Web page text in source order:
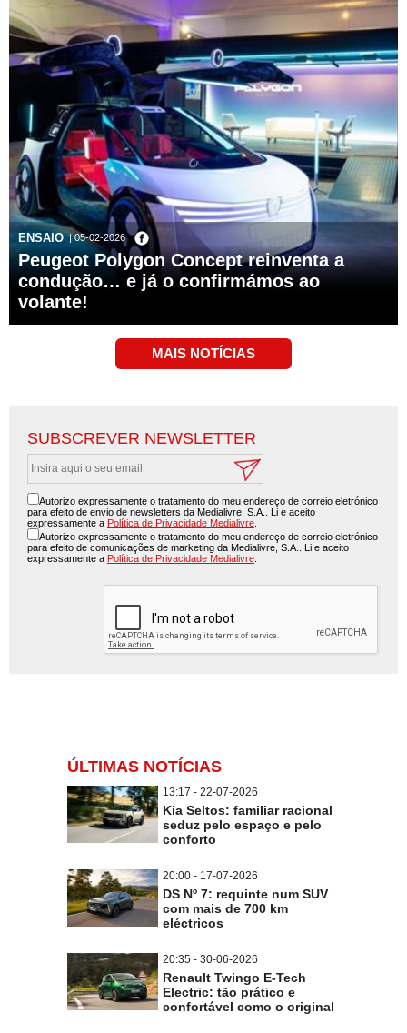
ENSAIO | 05-02-2026
Peugeot Polygon Concept reinventa a
condução… e já o confirmámos ao
volante!
SUBSCREVER NEWSLETTER
Autorizo expressamente o tratamento do meu endereço de correio eletrónico
para efeito de envio de newsletters da Medialivre, S.A.. Li e aceito
expressamente a Política de Privacidade Medialivre
Autorizo expressamente o tratamento do meu endereço de correio eletrónico
para efeito de comunicações de marketing da Medialivre, S.A.. Li e aceito
expressamente a Política de Privacidade Medialivre
ÚLTIMAS NOTÍCIAS
13:17 - 22-07-2026
Kia Seltos: familiar racional
seduz pelo espaço e pelo
conforto
20:00 - 17-07-2026
DS Nº 7: requinte num SUV
com mais de 700 km
eléctricos
20:35 - 30-06-2026
Renault Twingo E-Tech
Electric: tão prático e
confortável como o original